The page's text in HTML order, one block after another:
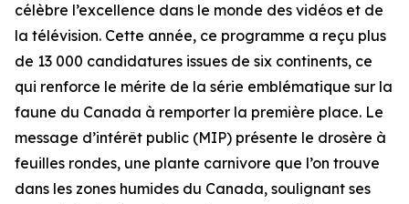
célèbre l’excellence dans le monde des vidéos et de
la télévision. Cette année, ce programme a reçu plus
de 13 000 candidatures issues de six continents, ce
qui renforce le mérite de la série emblématique sur la
faune du Canada à remporter la première place. Le
message d’intérêt public (MIP) présente le drosère à
feuilles rondes, une plante carnivore que l’on trouve
dans les zones humides du Canada, soulignant ses